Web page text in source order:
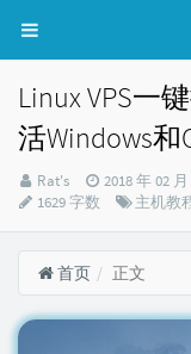
Linux VPS一
活Windows和
博
主：
Rat's
发
布
2018 年 02 月
1629 字数
分
主机教
首页 正文